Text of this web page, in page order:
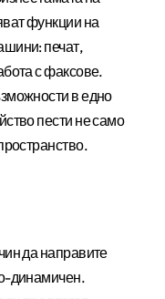
функции на
печат,
с факсове.
в едно
пести не само
да направите
динамичен.